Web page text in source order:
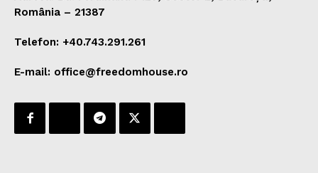
România – 21387
Telefon: +40.743.291.261
E-mail: office@freedomhouse.ro